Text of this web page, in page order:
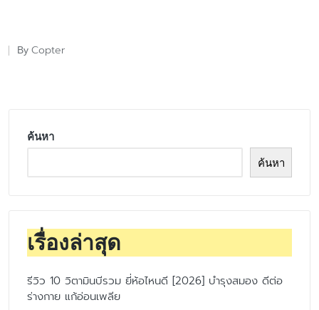
Posted
By Copter
ค้นหา
ค้นหา
เรื่องล่าสุด
รีวิว 10 วิตามินบีรวม ยี่ห้อไหนดี [2026] บำรุงสมอง ดีต่อ
ร่างกาย แก้อ่อนเพลีย